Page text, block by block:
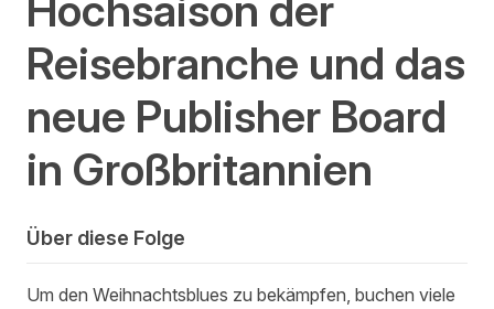
Reisebranche und das
neue Publisher Board
in Großbritannien
Über diese Folge
Um den Weihnachtsblues zu bekämpfen, buchen viele